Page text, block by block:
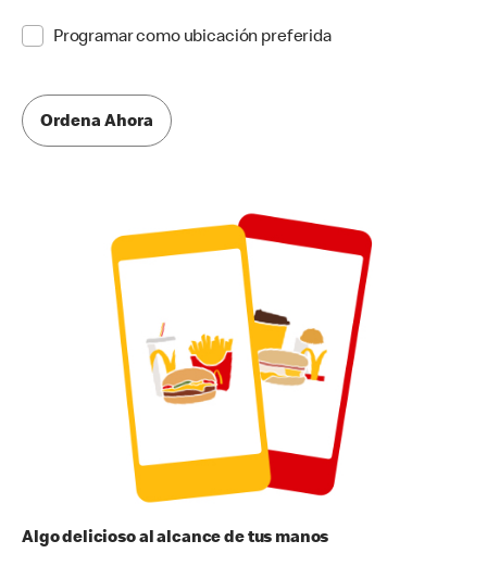
Programar como ubicación preferida
Ordena Ahora
Algo delicioso al alcance de tus manos